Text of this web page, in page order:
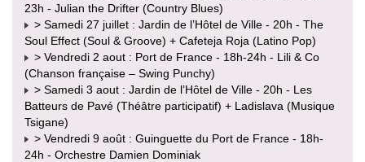
23h - Julian the Drifter (Country Blues)
> Samedi 27 juillet : Jardin de l’Hôtel de Ville - 20h - The
Soul Effect (Soul & Groove) + Cafeteja Roja (Latino Pop)
> Vendredi 2 aout : Port de France - 18h-24h - Lili & Co
(Chanson française – Swing Punchy)
> Samedi 3 aout : Jardin de l’Hôtel de Ville - 20h - Les
Batteurs de Pavé (Théâtre participatif) + Ladislava (Musique
Tsigane)
> Vendredi 9 août : Guinguette du Port de France - 18h-
24h - Orchestre Damien Dominiak